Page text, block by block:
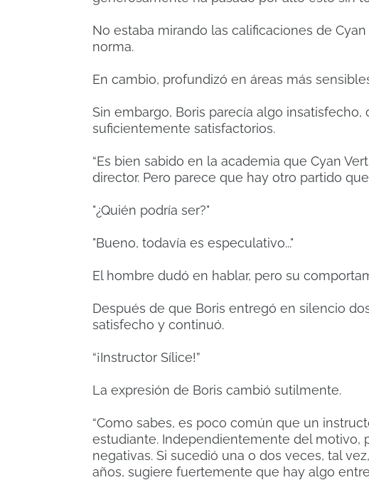
No estaba mirando las calificaciones de
norma.
En cambio, profundizó en áreas más
Sin embargo, Boris parecía algo
suficientemente satisfactorios.
“Es bien sabido en la academia que Cyan
director. Pero parece que hay otro partido
"¿Quién podría ser?"
"Bueno, todavía es especulativo..."
El hombre dudó en hablar, pero su
Después de que Boris entregó en silencio
satisfecho y continuó.
“¡Instructor Sílice!”
La expresión de Boris cambió sutilmente.
“Como sabes, es poco común que un
estudiante. Independientemente del motivo,
negativas. Si sucedió una o dos veces, tal
años, sugiere fuertemente que hay algo entre